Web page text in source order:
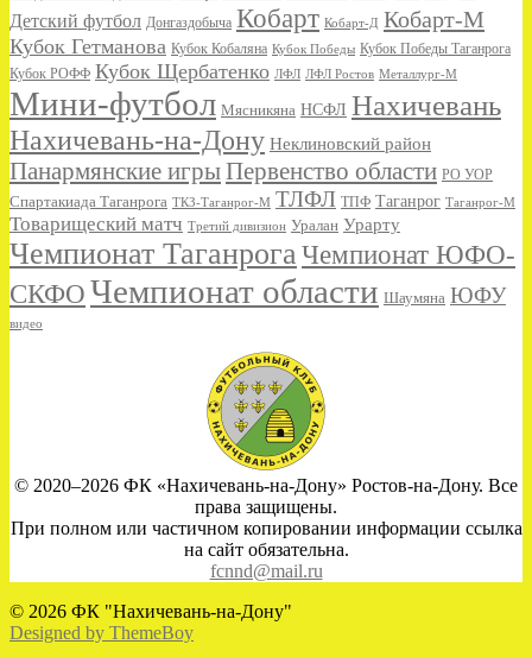
Детский футбол Донгаздобыча Кобарт Кобарт-Д Кобарт-М
Кубок Гетманова Кубок Кобаляна Кубок Победы Кубок Победы Таганрога
Кубок РОФФ Кубок Щербатенко ЛФЛ ЛФЛ Ростов Металлург-М
Мини-футбол Мясникяна НСФЛ Нахичевань
Нахичевань-на-Дону Неклиновский район
Панармянские игрыПервенство области РО УОР
Спартакиада Таганрога ТКЗ-Таганрог-М ТЛФЛ ТПФ Таганрог Таганрог-М
Товарищеский матч Третий дивизион Уралан Урарту
Чемпионат ТаганрогаЧемпионат ЮФО-
СКФОЧемпионат области Шаумяна ЮФУ
видео
© 2020–2026 ФК «Нахичевань-на-Дону» Ростов-на-Дону. Все
права защищены.
При полном или частичном копировании информации ссылка
на сайт обязательна.
fcnnd@mail.ru
© 2026 ФК "Нахичевань-на-Дону"
Designed by ThemeBoy